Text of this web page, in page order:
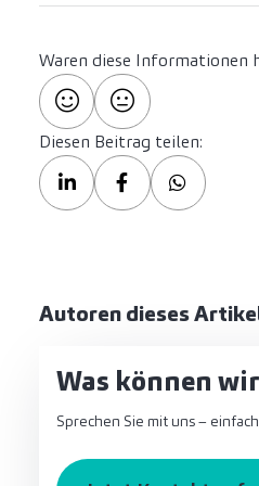
Waren diese Informationen
Diesen Beitrag teilen:
Autoren dieses
Was können
Sprechen Sie mit uns –